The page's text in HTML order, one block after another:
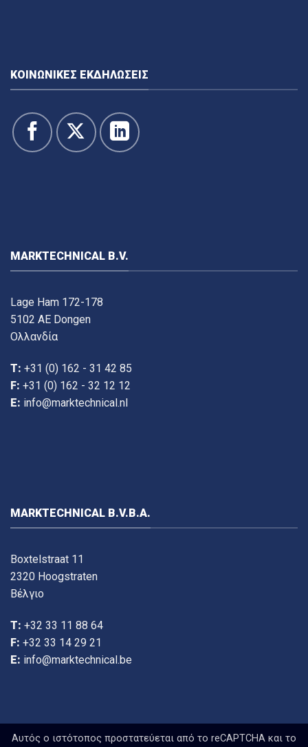
ΚΟΙΝΩΝΙΚΈΣ ΕΚΔΗΛΏΣΕΙΣ
MARKTECHNICAL B.V.
Lage Ham 172-178
5102 AE Dongen
Ολλανδία
T: +31 (0) 162 - 31 42 85
F: +31 (0) 162 - 32 12 12
E: info@marktechnical.nl
MARKTECHNICAL B.V.B.A.
Boxtelstraat 11
2320 Hoogstraten
Βέλγιο
T: +32 33 11 88 64
F: +32 33 14 29 21
E: info@marktechnical.be
Αυτός ο ιστότοπος προστατεύεται από το reCAPTCHA και το